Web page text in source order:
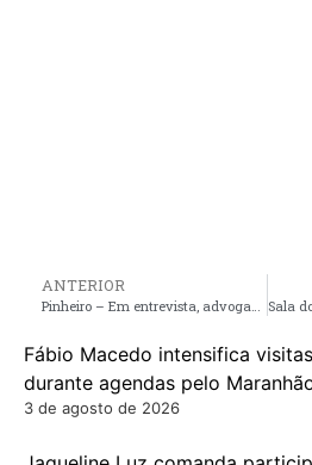
ANTERIOR
Fábio Macedo intensifica
durante agendas pelo
3 de agosto de 2026